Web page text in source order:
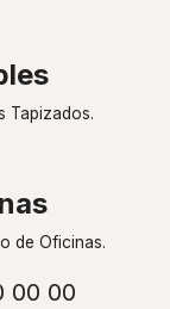
Tapizados.
de Oficinas.
00 00